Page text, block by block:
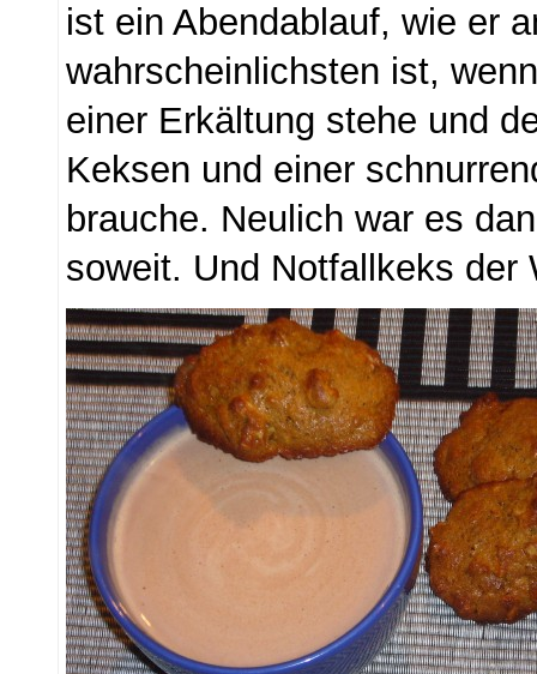
ist ein Abendablauf, wie er
wahrscheinlichsten ist,
einer Erkältung stehe und
Keksen und einer
brauche. Neulich war es
soweit. Und Notfallkeks der